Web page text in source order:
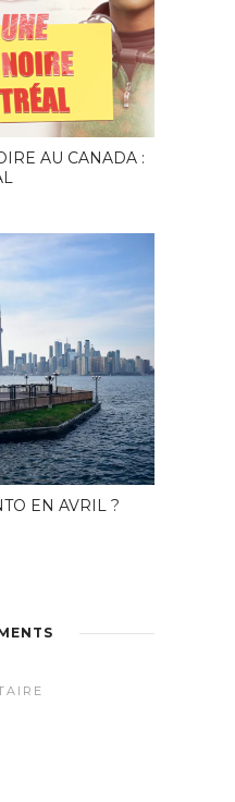
AU CANADA :
EN AVRIL ?